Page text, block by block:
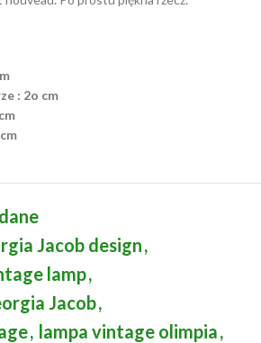
: 2o cm
Jacob design,
lamp,
Jacob,
, lampa vintage olimpia,